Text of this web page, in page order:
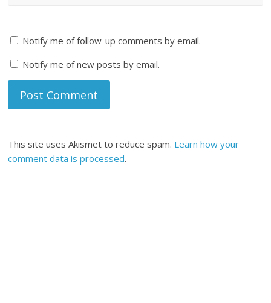
Notify me of follow-up comments by email.
Notify me of new posts by email.
This site uses Akismet to reduce spam. Learn how your
comment data is processed.